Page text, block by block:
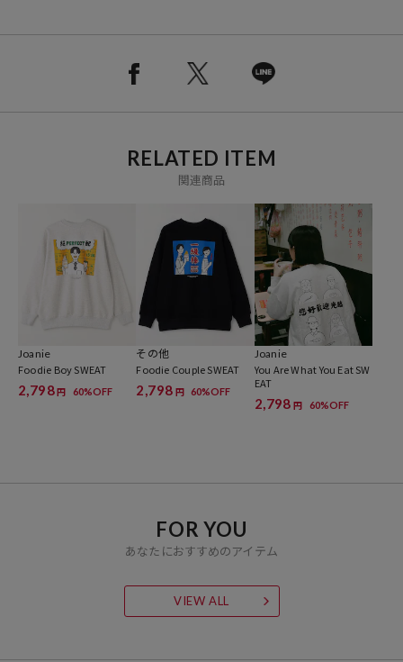
※掲載画像の商品の色味は、屋外や屋内の光の照射や角度により実物
異なる場合もございますので、予めご了承ください。
ンタグを必ずご確認下さい。
6,996
円（2024年10月22日時点）
※「参考価格」とは、Daytona Parkにおける対象商品の通常販売（先
行予約・先行割引は含まれません）開始時点の価格です。
さまざまなブランドとのコラボレーションに加え、Instagramで日常
RELATED ITEM
関連商品
Joanie
Foodie Boy SWEAT
2,798円 60%OFF
その他
Foodie Couple SWEAT
2,798 円 60%OFF
Joanie
You Are What You Eat SW
EAT
2,798 円 60%OFF
FOR YOU
あなたにおすすめのアイテム
VIEW ALL